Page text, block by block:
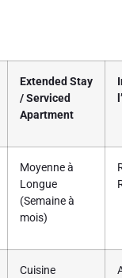
Extended Stay
/ Serviced
Apartment
Moyenne à
Longue
(Semaine à
mois)
Cuisine